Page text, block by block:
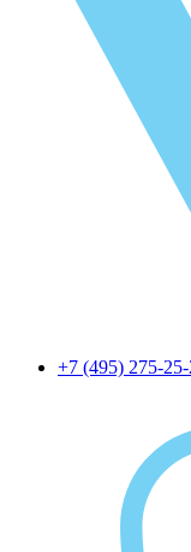
+7 (495) 275-